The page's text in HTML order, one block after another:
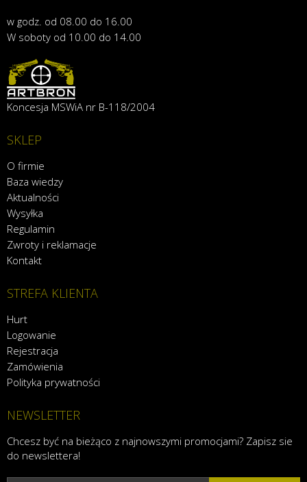
w godz. od 08.00 do 16.00
W soboty od 10.00 do 14.00
Koncesja MSWiA nr B-118/2004
SKLEP
O firmie
Baza wiedzy
Aktualności
Wysyłka
Regulamin
Zwroty i reklamacje
Kontakt
STREFA KLIENTA
Hurt
Logowanie
Rejestracja
Zamówienia
Polityka prywatności
NEWSLETTER
Chcesz być na bieżąco z najnowszymi promocjami? Zapisz sie
do newslettera!